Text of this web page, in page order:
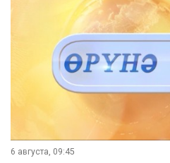
6 августа, 09:45